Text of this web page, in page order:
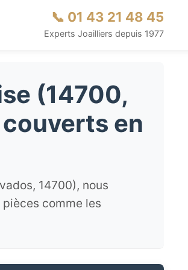
📞 01 43 21 48 45
Experts Joailliers depuis 1977
(14700,
en
14700), nous
comme les